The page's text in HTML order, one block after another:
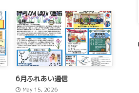
6月ふれあい通信
May 15, 2026